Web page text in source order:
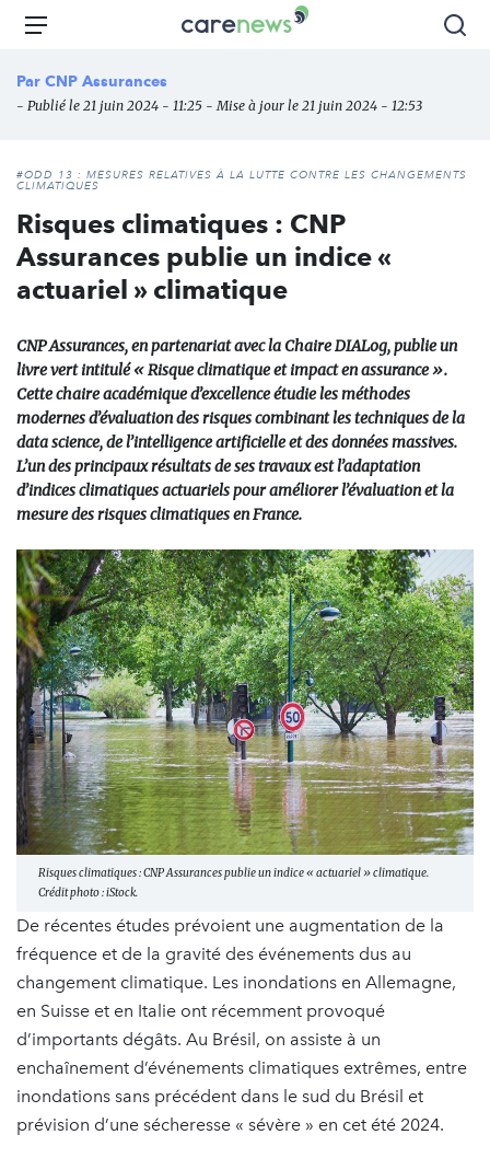
Aller
principal
Carenews,
des
l'engagement
Menu
Par CNP Assurances
- Publié le 21 juin 2024 - 11:25 - Mise à jour le 21 juin 2024 - 12:53
#ODD 13 : MESURES RELATIVES À LA LUTTE CONTRE LES CHANGEMENTS
CLIMATIQUES
Risques climatiques : CNP
Assurances publie un indice «
actuariel » climatique
CNP Assurances, en partenariat avec la Chaire DIALog, publie un
livre vert intitulé « Risque climatique et impact en assurance ».
Cette chaire académique d’excellence étudie les méthodes
modernes d’évaluation des risques combinant les techniques de la
data science, de l’intelligence artificielle et des données massives.
L’un des principaux résultats de ses travaux est l’adaptation
d’indices climatiques actuariels pour améliorer l’évaluation et la
mesure des risques climatiques en France.
Risques climatiques : CNP Assurances publie un indice « actuariel » climatique.
Crédit photo : iStock.
De récentes études prévoient une augmentation de la
fréquence et de la gravité des événements dus au
changement climatique. Les inondations en Allemagne,
en Suisse et en Italie ont récemment provoqué
d’importants dégâts. Au Brésil, on assiste à un
enchaînement d’événements climatiques extrêmes, entre
inondations sans précédent dans le sud du Brésil et
prévision d’une sécheresse « sévère » en cet été 2024.